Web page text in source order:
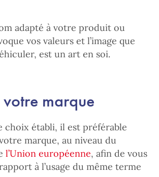
adapté à votre produit ou
vos valeurs et l’image que
est un art en soi.
marque
choix établi, il est préférable
marque, au niveau du
l’Union européenne, afin de vous
à l’usage du même terme